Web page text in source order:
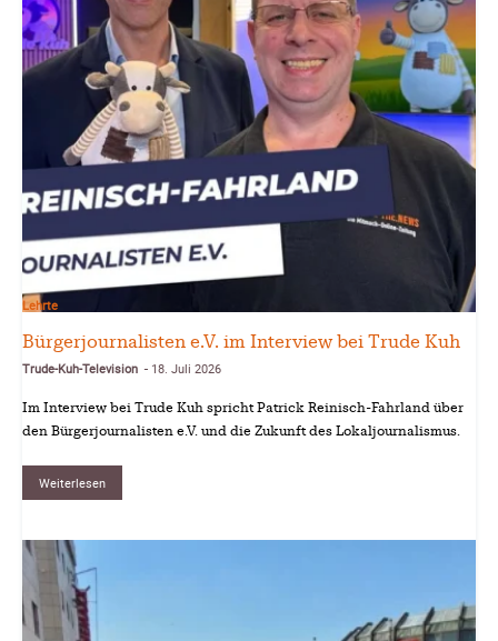
Lehrte
Bürgerjournalisten e.V. im Interview bei Trude Kuh
Trude-Kuh-Television - 18. Juli 2026
Im Interview bei Trude Kuh spricht Patrick Reinisch-Fahrland über
den Bürgerjournalisten e.V. und die Zukunft des Lokaljournalismus.
Weiterlesen